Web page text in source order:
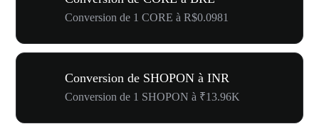
Conversion de 1 CORE à R$0.0981
Conversion de SHOPON à INR
Conversion de 1 SHOPON à ₹13.96K